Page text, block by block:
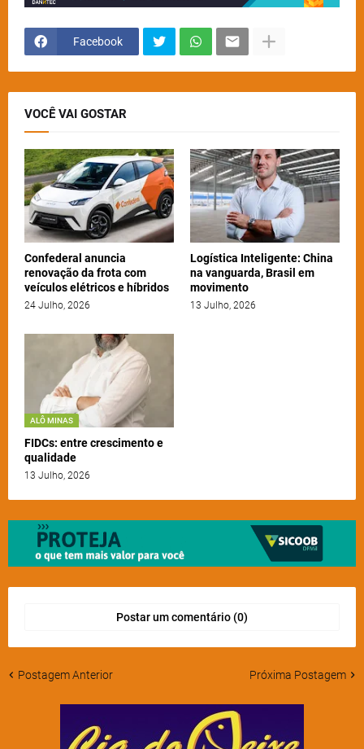
Facebook
VOCÊ VAI GOSTAR
Confederal anuncia
renovação da frota com
veículos elétricos e híbridos
24 Julho, 2026
Logística Inteligente: China
na vanguarda, Brasil em
movimento
13 Julho, 2026
ALÔ MINAS
FIDCs: entre crescimento e
qualidade
13 Julho, 2026
Postar um comentário (0)
Postagem Anterior Próxima Postagem